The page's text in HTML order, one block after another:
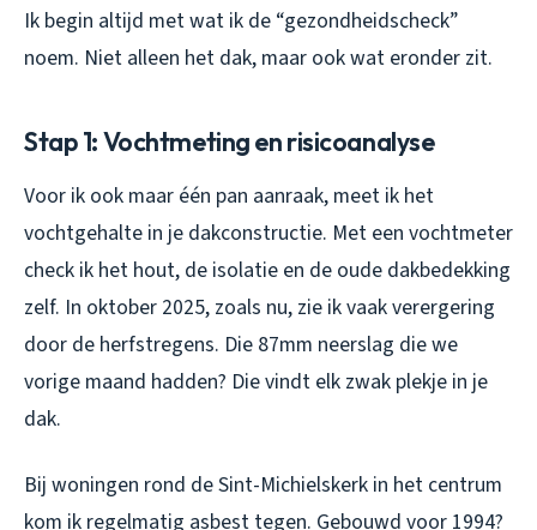
Ik begin altijd met wat ik de “gezondheidscheck”
noem. Niet alleen het dak, maar ook wat eronder zit.
Stap 1: Vochtmeting en risicoanalyse
Voor ik ook maar één pan aanraak, meet ik het
vochtgehalte in je dakconstructie. Met een vochtmeter
check ik het hout, de isolatie en de oude dakbedekking
zelf. In oktober 2025, zoals nu, zie ik vaak verergering
door de herfstregens. Die 87mm neerslag die we
vorige maand hadden? Die vindt elk zwak plekje in je
dak.
Bij woningen rond de Sint-Michielskerk in het centrum
kom ik regelmatig asbest tegen. Gebouwd voor 1994?